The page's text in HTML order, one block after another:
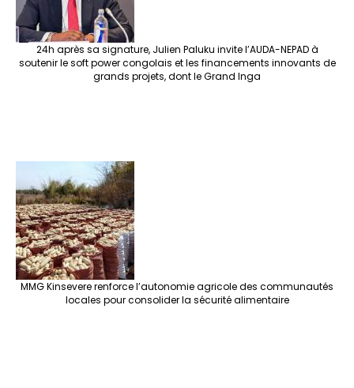
24h après sa signature, Julien Paluku invite l’AUDA-NEPAD à
soutenir le soft power congolais et les financements innovants de
grands projets, dont le Grand Inga
MMG Kinsevere renforce l’autonomie agricole des communautés
locales pour consolider la sécurité alimentaire